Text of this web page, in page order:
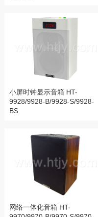
小屏时钟显示音箱 HT-
9928/9928-B/9928-S/9928-
BS
网络一体化音箱 HT-